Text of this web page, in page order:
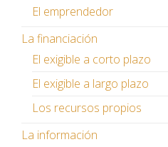
El emprendedor
La financiación
El exigible a corto plazo
El exigible a largo plazo
Los recursos propios
La información